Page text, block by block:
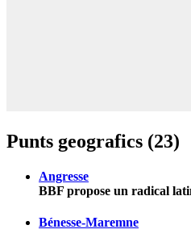
Punts geografics (23)
Angresse
BBF propose un radical
Bénesse-Maremne